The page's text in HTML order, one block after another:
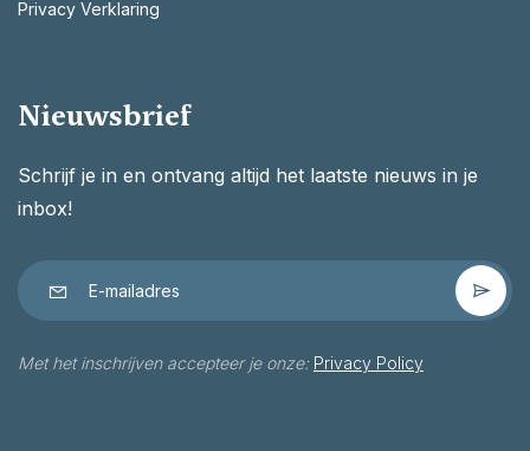
Privacy Verklaring
Nieuwsbrief
Schrijf je in en ontvang altijd het laatste nieuws in je
inbox!
Met het inschrijven accepteer je onze: Privacy Policy